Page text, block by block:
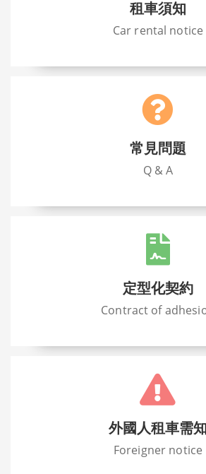
租車須知
Car rental notice
常見問題
Q & A
定型化契約
Contract of
外國人租車需知
Foreigner notice